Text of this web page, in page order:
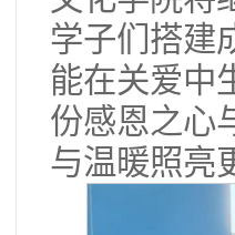
学子们搭建
能在关爱中
份感恩之心
与温暖照亮